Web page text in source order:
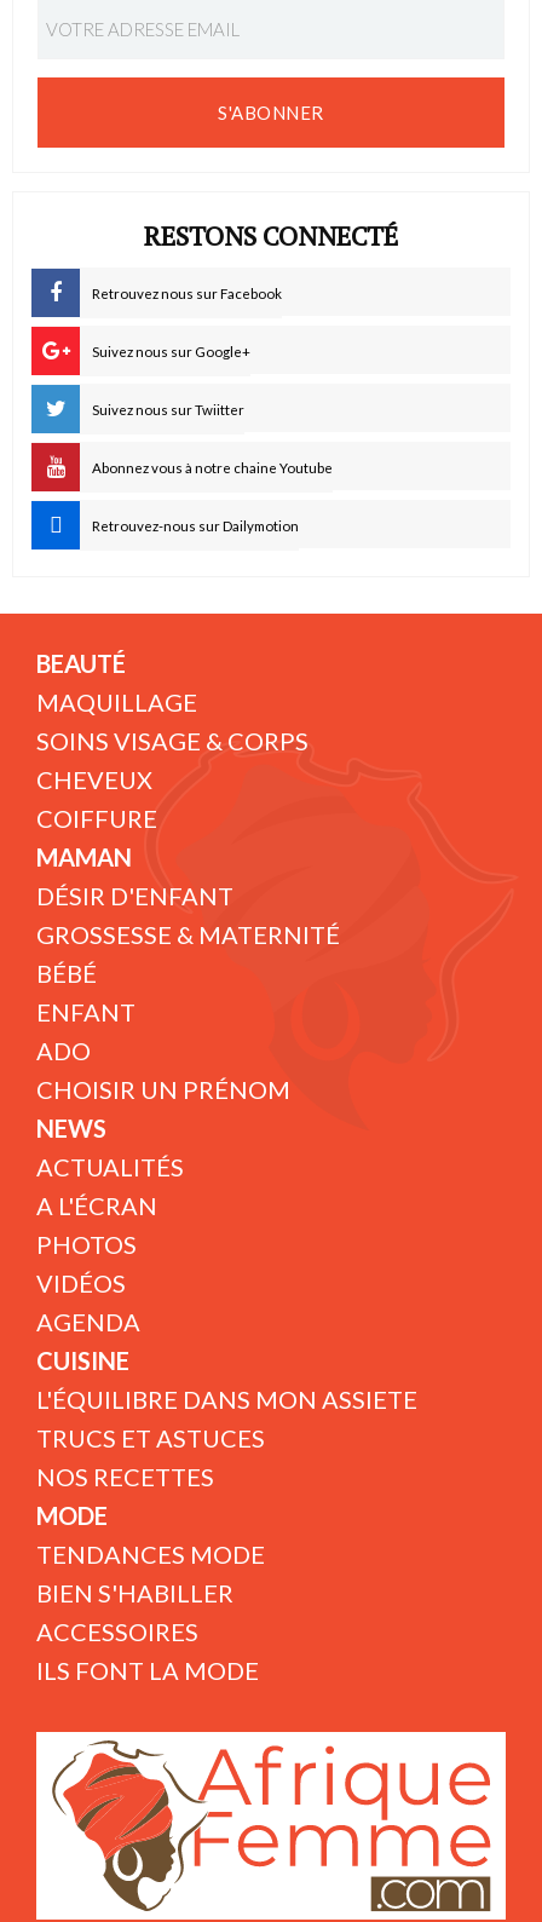
S'ABONNER
RESTONS CONNECTÉ
Retrouvez nous sur Facebook
Suivez nous sur Google+
Suivez nous sur Twiitter
Abonnez vous à notre chaine Youtube
Retrouvez-nous sur Dailymotion
BEAUTÉ
MAQUILLAGE
SOINS VISAGE & CORPS
CHEVEUX
COIFFURE
MAMAN
DÉSIR D'ENFANT
GROSSESSE & MATERNITÉ
BÉBÉ
ENFANT
ADO
CHOISIR UN PRÉNOM
NEWS
ACTUALITÉS
A L'ÉCRAN
PHOTOS
VIDÉOS
AGENDA
CUISINE
L'ÉQUILIBRE DANS MON ASSIETE
TRUCS ET ASTUCES
NOS RECETTES
MODE
TENDANCES MODE
BIEN S'HABILLER
ACCESSOIRES
ILS FONT LA MODE